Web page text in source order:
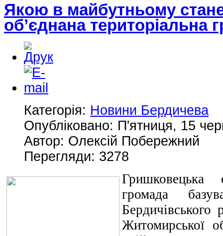
Якою в майбутньому
об’єднана територіальна
Категорія: Новини Бердичева
Опубліковано: П'ятниця, 15
Автор: Олексій Побережний
Перегляди: 3278
Гришковецька
громада
Бердичівського
Житомирської